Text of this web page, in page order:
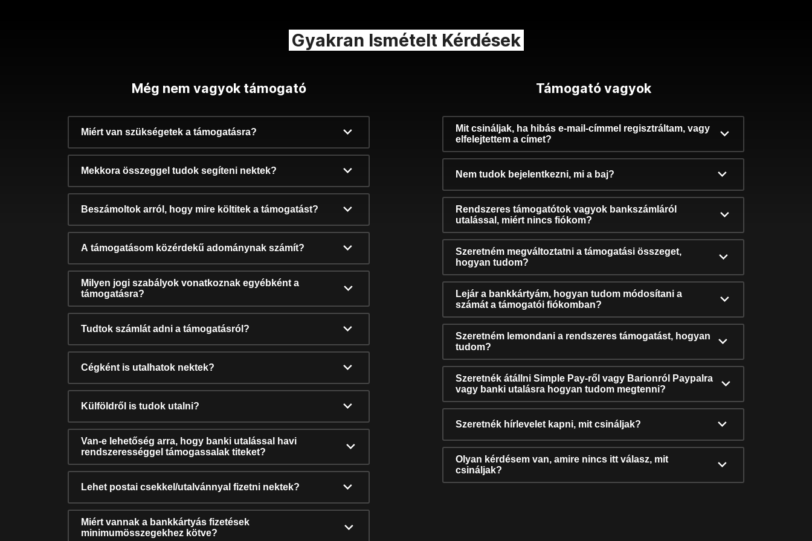
Gyakran Ismételt Kérdések
Még nem vagyok támogató
Miért van szükségetek a támogatásra?
Mekkora összeggel tudok segíteni nektek?
Beszámoltok arról, hogy mire költitek a támogatást?
A támogatásom közérdekű adománynak számít?
Milyen jogi szabályok vonatkoznak egyébként a
támogatásra?
Tudtok számlát adni a támogatásról?
Cégként is utalhatok nektek?
Külföldről is tudok utalni?
Van-e lehetőség arra, hogy banki utalással havi
rendszerességgel támogassalak titeket?
Lehet postai csekkel/utalvánnyal fizetni nektek?
Miért vannak a bankkártyás fizetések
minimumösszegekhez kötve?
Támogató vagyok
Mit csináljak, ha hibás e-mail-címmel regisztráltam, vagy
elfelejtettem a címet?
Nem tudok bejelentkezni, mi a baj?
Rendszeres támogatótok vagyok bankszámláról
utalással, miért nincs fiókom?
Szeretném megváltoztatni a támogatási összeget,
hogyan tudom?
Lejár a bankkártyám, hogyan tudom módosítani a
számát a támogatói fiókomban?
Szeretném lemondani a rendszeres támogatást, hogyan
tudom?
Szeretnék átállni Simple Pay-ről vagy Barionról Paypalra
vagy banki utalásra hogyan tudom megtenni?
Szeretnék hírlevelet kapni, mit csináljak?
Olyan kérdésem van, amire nincs itt válasz, mit
csináljak?